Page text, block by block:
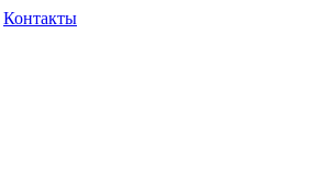
Контакты